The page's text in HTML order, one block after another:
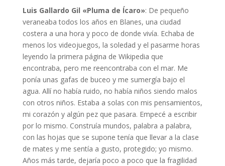
Luis Gallardo Gil «Pluma de Ícaro»: De pequeño
veraneaba todos los años en Blanes, una ciudad
costera a una hora y poco de donde vivía. Echaba de
menos los videojuegos, la soledad y el pasarme horas
leyendo la primera página de Wikipedia que
encontraba, pero me reencontraba con el mar. Me
ponía unas gafas de buceo y me sumergía bajo el
agua. Allí no había ruido, no había niños siendo malos
con otros niños. Estaba a solas con mis pensamientos,
mi corazón y algún pez que pasara. Empecé a escribir
por lo mismo. Construía mundos, palabra a palabra,
con las hojas que se supone tenía que llevar a la clase
de mates y me sentía a gusto, protegido; yo mismo.
Años más tarde, dejaría poco a poco que la fragilidad